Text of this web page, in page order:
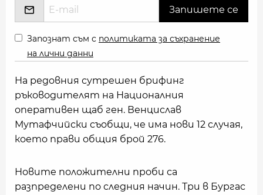
Запознат съм с политиката за съхранение
на лични данни
На редовния сутрешен брифинг
ръководителят на Националния
оперативен щаб ген. Венцислав
Мутафчийски съобщи, че има нови 12 случая,
което прави общия брой 276.
Новите положителни проби са
разпределени по следния начин. Три в Бургас